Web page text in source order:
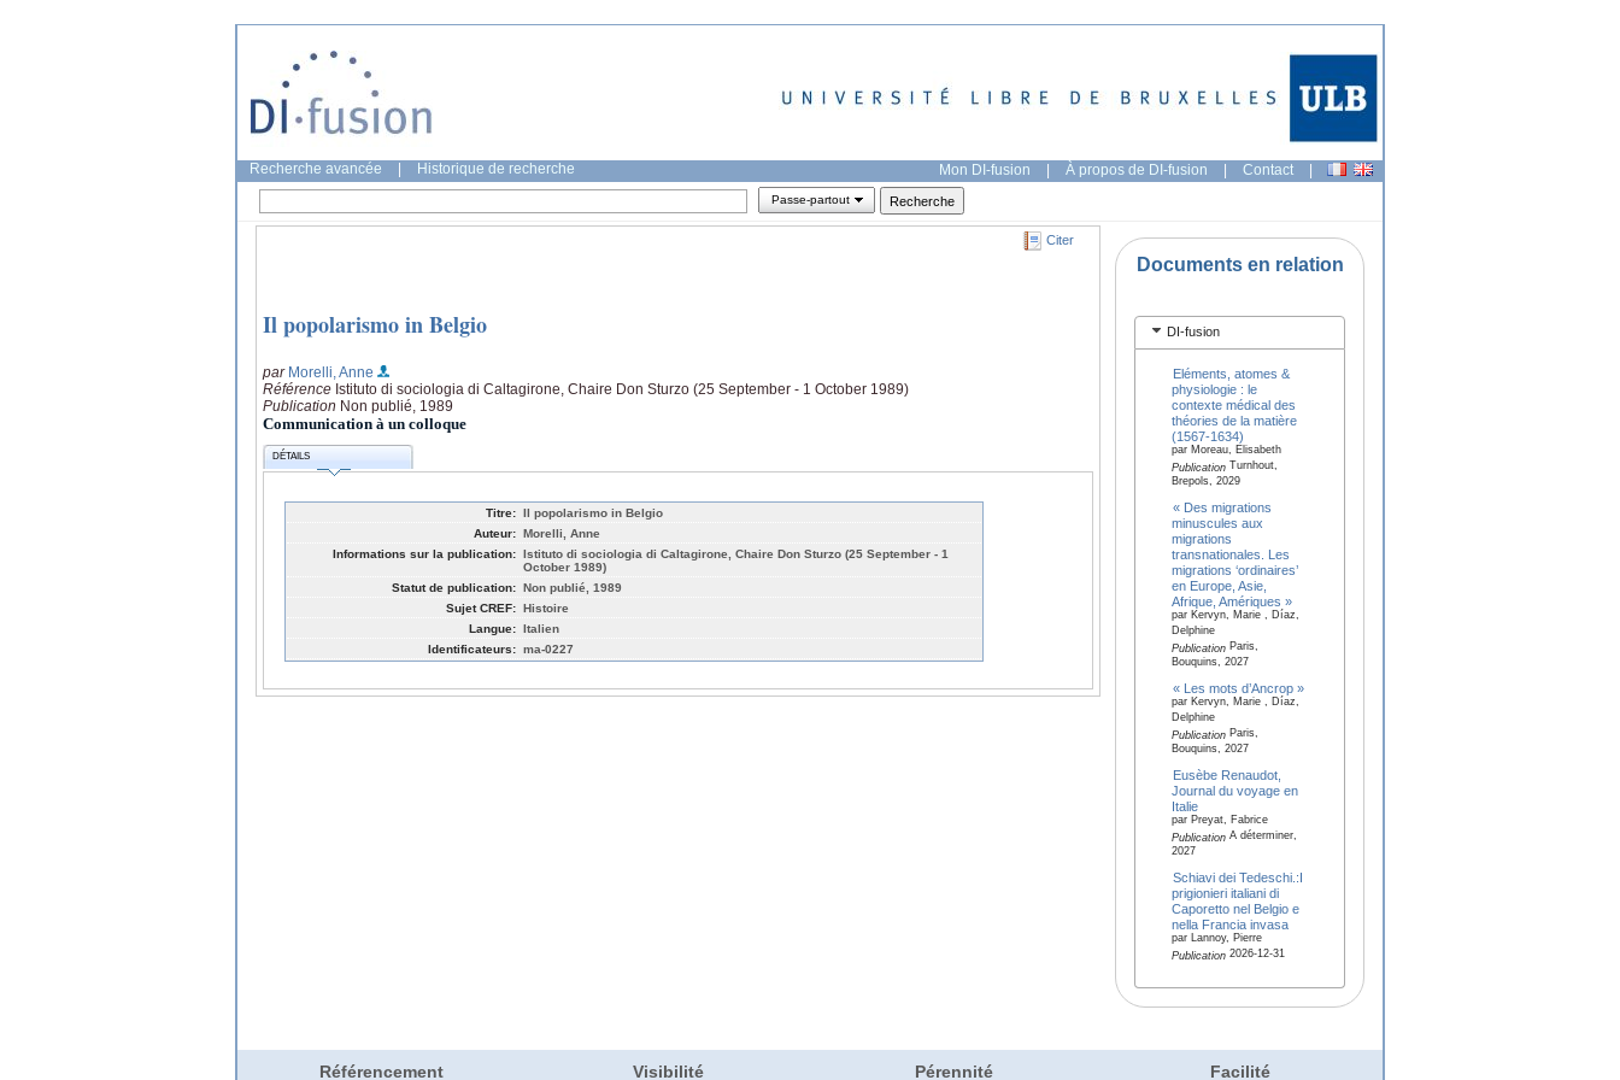
Recherche avancée Historique de recherche Mon DI-fusion | À propos de DI-fusion | Contact |
Passe-partout
Citer
Il popolarismo in Belgio
par Morelli, Anne
Référence Istituto di sociologia di Caltagirone, Chaire Don Sturzo (25 September - 1 October 1989)
Publication Non publié, 1989
Communication à un colloque
DÉTAILS
Titre: Il popolarismo in Belgio
Auteur: Morelli, Anne
Informations sur la publication: Istituto di sociologia di Caltagirone, Chaire Don Sturzo (25 September - 1
October 1989)
Statut de publication: Non publié, 1989
Sujet CREF: Histoire
Langue: Italien
Identificateurs: ma-0227
Documents en relation
DI-fusion
Eléments, atomes &
physiologie : le
contexte médical des
théories de la matière
(1567-1634)
par Moreau, Elisabeth
PublicationTurnhout,
Brepols, 2029
« Des migrations
minuscules aux
migrations
transnationales. Les
migrations ‘ordinaires’
en Europe, Asie,
Afrique, Amériques »
par Kervyn, Marie , Díaz,
Delphine
PublicationParis,
Bouquins, 2027
« Les mots d’Ancrop »
par Kervyn, Marie , Díaz,
Delphine
PublicationParis,
Bouquins, 2027
Eusèbe Renaudot,
Journal du voyage en
Italie
par Preyat, Fabrice
PublicationA déterminer,
2027
Schiavi dei Tedeschi.:I
prigionieri italiani di
Caporetto nel Belgio e
nella Francia invasa
par Lannoy, Pierre
Publication2026-12-31
Référencement Visibilité Pérennité Facilité